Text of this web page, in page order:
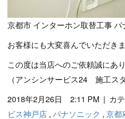
京都市 インターホン取替工事 パ
お客様にも大変喜んでいただきま
この度は当店へのご依頼誠にあ
（アンシンサービス24 施工ス
2018年2月26日 2:11 PM | カテ
ビス神戸店 , パナソニック , 京都